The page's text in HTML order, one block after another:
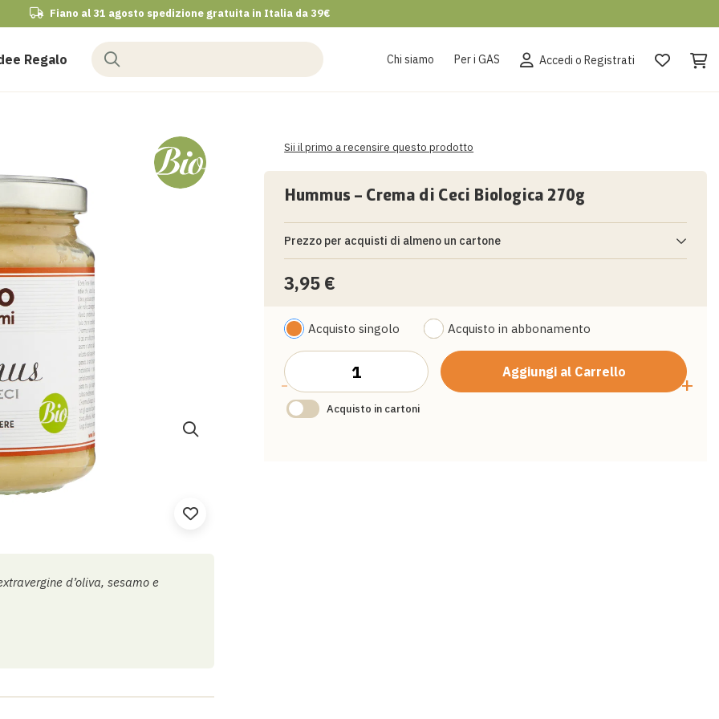
Fiano al 31 agosto spedizione gratuita in Italia da 39€
Regalo Chi siamo Per i GAS Accedi o Registrati
d’oliva, sesamo e
Sii il primo a recensire questo prodotto
Hummus – Crema di Ceci Biologica 270g
Prezzo per acquisti di almeno un cartone
Acquistando almeno un cartone,
3,95 €
Acquisto singolo Acquisto in abbonamento
- +
Aggiungi al Carrello
Acquisto in cartoni